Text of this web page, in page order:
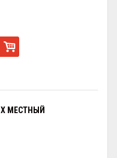
Х МЕСТНЫЙ